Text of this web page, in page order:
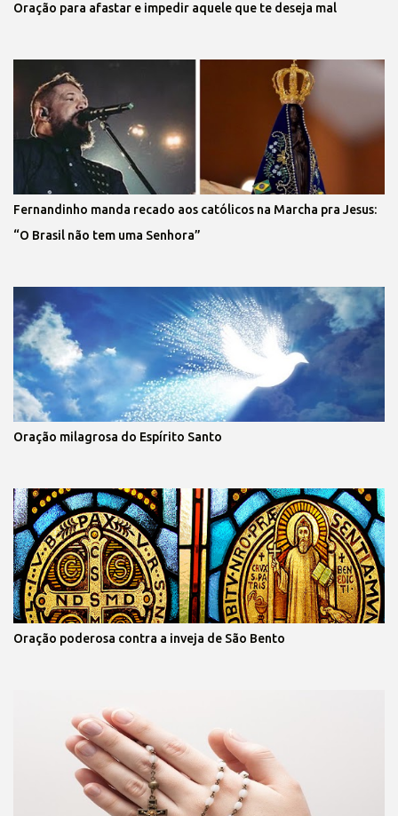
Oração para afastar e impedir aquele que te deseja mal
Fernandinho manda recado aos católicos na Marcha pra Jesus:
“O Brasil não tem uma Senhora”
Oração milagrosa do Espírito Santo
Oração poderosa contra a inveja de São Bento